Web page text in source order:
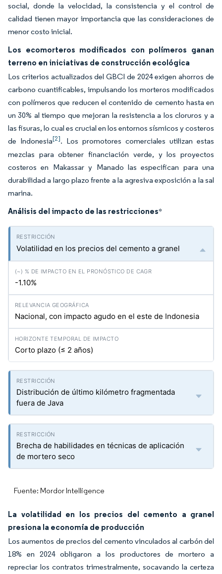
social, donde la velocidad, la consistencia y el control de
calidad tienen mayor importancia que las consideraciones de
menor costo inicial.
Los ecomorteros modificados con polímeros ganan
terreno en iniciativas de construcción ecológica
Los criterios actualizados del GBCI de 2024 exigen ahorros de
carbono cuantificables, impulsando los morteros modificados
con polímeros que reducen el contenido de cemento hasta en
un 30% al tiempo que mejoran la resistencia a los cloruros y a
las fisuras, lo cual es crucial en los entornos sísmicos y costeros
de Indonesia[2]. Los promotores comerciales utilizan estas
mezclas para obtener financiación verde, y los proyectos
costeros en Makassar y Manado las especifican para una
durabilidad a largo plazo frente a la agresiva exposición a la sal
marina.
Análisis del impacto de las restricciones*
Volatilidad en los precios del cemento a granel
-1.10%
Nacional, con impacto agudo en el este de Indonesia
Corto plazo (≤ 2 años)
Distribución de último kilómetro fragmentada
fuera de Java
Brecha de habilidades en técnicas de aplicación
de mortero seco
Fuente: Mordor Intelligence
La volatilidad en los precios del cemento a granel
presiona la economía de producción
Los aumentos de precios del cemento vinculados al carbón del
18% en 2024 obligaron a los productores de mortero a
repreciar los contratos trimestralmente, socavando la certeza